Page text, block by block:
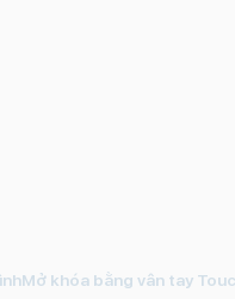
khóa bằng vân tay